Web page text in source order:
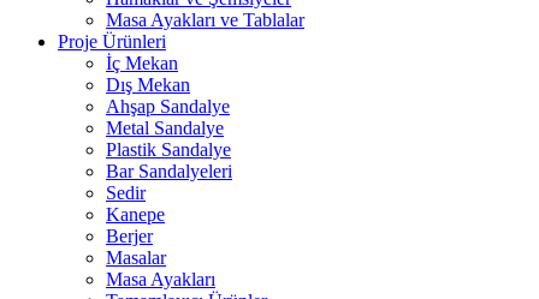
Masa Ayakları ve Tablalar
Proje Ürünleri
İç Mekan
Dış Mekan
Ahşap Sandalye
Metal Sandalye
Plastik Sandalye
Bar Sandalyeleri
Sedir
Kanepe
Berjer
Masalar
Masa Ayakları